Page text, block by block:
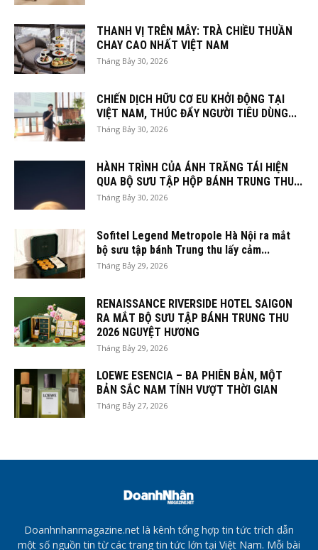
THANH VỊ TRÊN MÂY: TRÀ CHIỀU THUẦN
CHAY CAO NHẤT VIỆT NAM
Tháng Bảy 30, 2026
CHIẾN DỊCH HỮU CƠ EU KHỞI ĐỘNG TẠI
VIỆT NAM, THÚC ĐẨY NGƯỜI TIÊU DÙNG...
Tháng Bảy 30, 2026
HÀNH TRÌNH CỦA ÁNH TRĂNG TÁI HIỆN
QUA BỘ SƯU TẬP HỘP BÁNH TRUNG THU...
Tháng Bảy 30, 2026
Sofitel Legend Metropole Hà Nội ra mắt
bộ sưu tập bánh Trung thu lấy cảm...
Tháng Bảy 29, 2026
RENAISSANCE RIVERSIDE HOTEL SAIGON
RA MẮT BỘ SƯU TẬP BÁNH TRUNG THU
2026 NGUYỆT HƯƠNG
Tháng Bảy 29, 2026
LOEWE ESENCIA – BA PHIÊN BẢN, MỘT
BẢN SẮC NAM TÍNH VƯỢT THỜI GIAN
Tháng Bảy 27, 2026
Doanhnhanmagazine.net là kênh tổng hợp tin tức trích dẫn
một số nguồn tin từ các trang tin tức lớn tại Việt Nam. Mỗi bài